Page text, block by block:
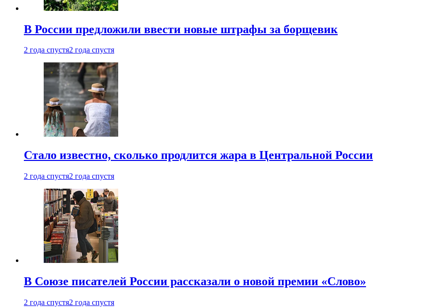
В России предложили ввести новые штрафы за борщевик
2 года спустя2 года спустя
Стало известно, сколько продлится жара в Центральной России
2 года спустя2 года спустя
В Союзе писателей России рассказали о новой премии «Слово»
2 года спустя2 года спустя